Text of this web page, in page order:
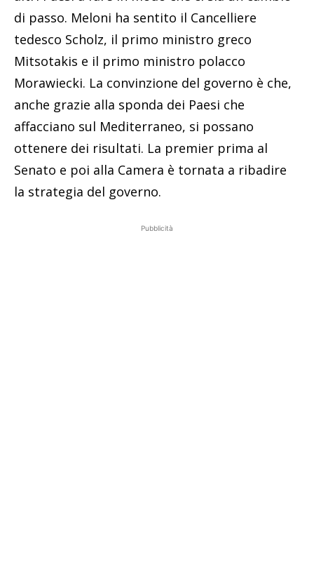
di passo. Meloni ha sentito il Cancelliere
tedesco Scholz, il primo ministro greco
Mitsotakis e il primo ministro polacco
Morawiecki. La convinzione del governo è che,
anche grazie alla sponda dei Paesi che
affacciano sul Mediterraneo, si possano
ottenere dei risultati. La premier prima al
Senato e poi alla Camera è tornata a ribadire
la strategia del governo.
Pubblicità